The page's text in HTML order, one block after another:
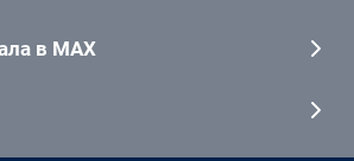
в MAX